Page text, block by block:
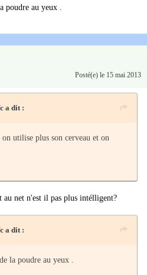
poudre au yeux .
Posté(e) le 15 mai 2013
a dit :
utilise plus son cerveau et on
au net n'est il pas plus intélligent?
a dit :
la poudre au yeux .